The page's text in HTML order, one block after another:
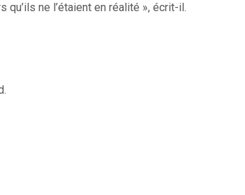
ne l’étaient en réalité », écrit-il.